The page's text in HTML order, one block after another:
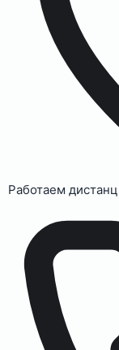
Работаем